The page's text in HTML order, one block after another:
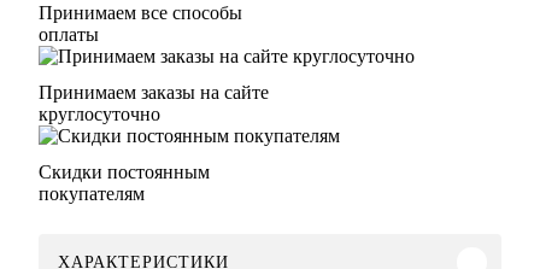
Принимаем все способы
оплаты
Принимаем заказы на сайте
круглосуточно
Скидки постоянным
покупателям
ХАРАКТЕРИСТИКИ